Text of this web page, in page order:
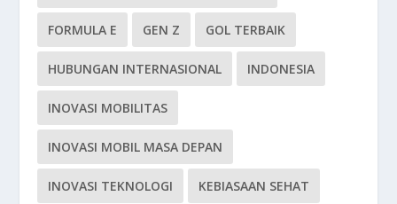
FORMULA E GEN Z GOL TERBAIK
HUBUNGAN INTERNASIONAL INDONESIA
INOVASI MOBILITAS
INOVASI MOBIL MASA DEPAN
INOVASI TEKNOLOGI KEBIASAAN SEHAT